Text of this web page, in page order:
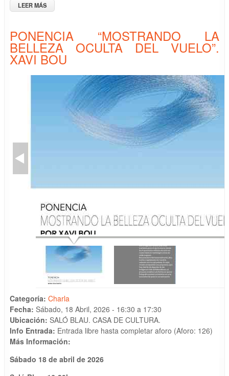
LEER MÁS
JOSÉ BENITO RUIZ
PONENCIA “MOSTRANDO LA
BELLEZA OCULTA DEL VUELO”.
XAVI BOU
Categoría: Charla
Fecha: Sábado, 18 Abril, 2026 - 16:30 a 17:30
Ubicación: SALÓ BLAU. CASA DE CULTURA.
Info Entrada: Entrada libre hasta completar aforo (Aforo: 126)
Más Información:
Sábado 18 de abril de 2026